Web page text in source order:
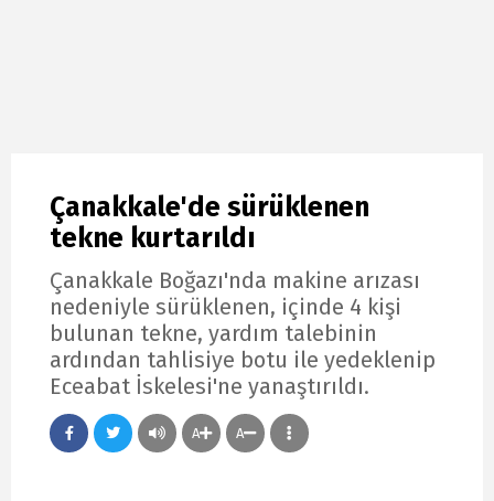
Çanakkale'de sürüklenen
tekne kurtarıldı
Çanakkale Boğazı'nda makine arızası
nedeniyle sürüklenen, içinde 4 kişi
bulunan tekne, yardım talebinin
ardından tahlisiye botu ile yedeklenip
Eceabat İskelesi'ne yanaştırıldı.
A A